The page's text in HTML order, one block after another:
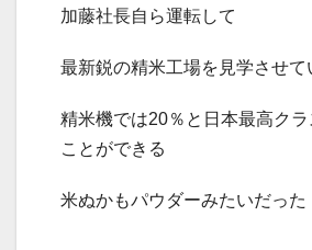
加藤社長自ら運転して
最新鋭の精米工場を見学させて
精米機では20％と日本最高ク
ことができる
米ぬかもパウダーみたいだった